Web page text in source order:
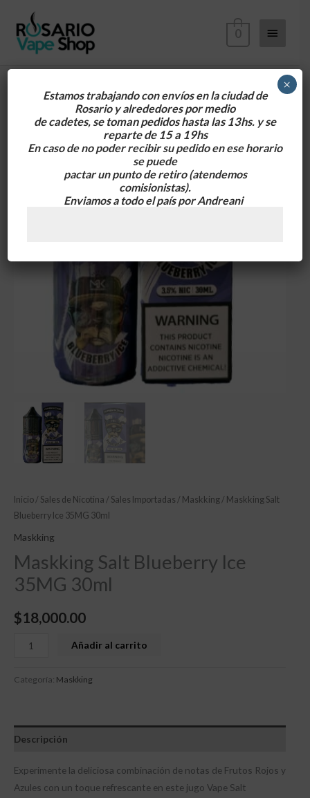
contenido
0
Inicio/ Sales de Nicotina / Sales Importadas / Maskking/ Maskking Salt
Blueberry Ice 35MG 30ml
Maskking
Maskking Salt Blueberry Ice
35MG 30ml
$18,000.00
Blueberry
Añadir al carrito
Categoría: Maskking
Descripción
Experimente la deliciosa combinación de notas de Frutos Rojos y
Azules con un toque refrescante en este jugo Vape Salt
Estamos trabajando con envíos en la ciudad de
Rosario y alrededorespor medio
de cadetes, se toman pedidos hasta las 13hs. y se
reparte de 15 a 19hs
En caso de no poder recibir su pedido en ese horario
se puede
pactar un punto de retiro(atendemos
comisionistas).
Enviamos a todo el país por Andreani
×